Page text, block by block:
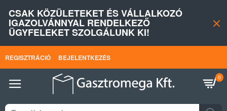
CSAK KÖZÜLETEKET ÉS VÁLLALKOZÓ
IGAZOLVÁNNYAL RENDELKEZŐ
ÜGYFELEKET SZOLGÁLUNK KI!
REGISZTRÁCIÓ BEJELENTKEZÉS
0